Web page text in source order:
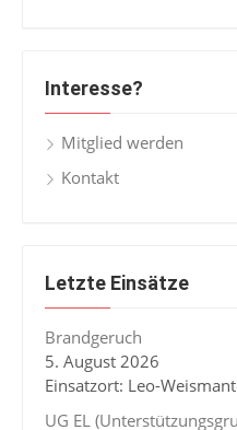
Interesse?
Mitglied werden
Kontakt
Letzte Einsätze
Brandgeruch
5. August 2026
Einsatzort: Leo-
UG EL